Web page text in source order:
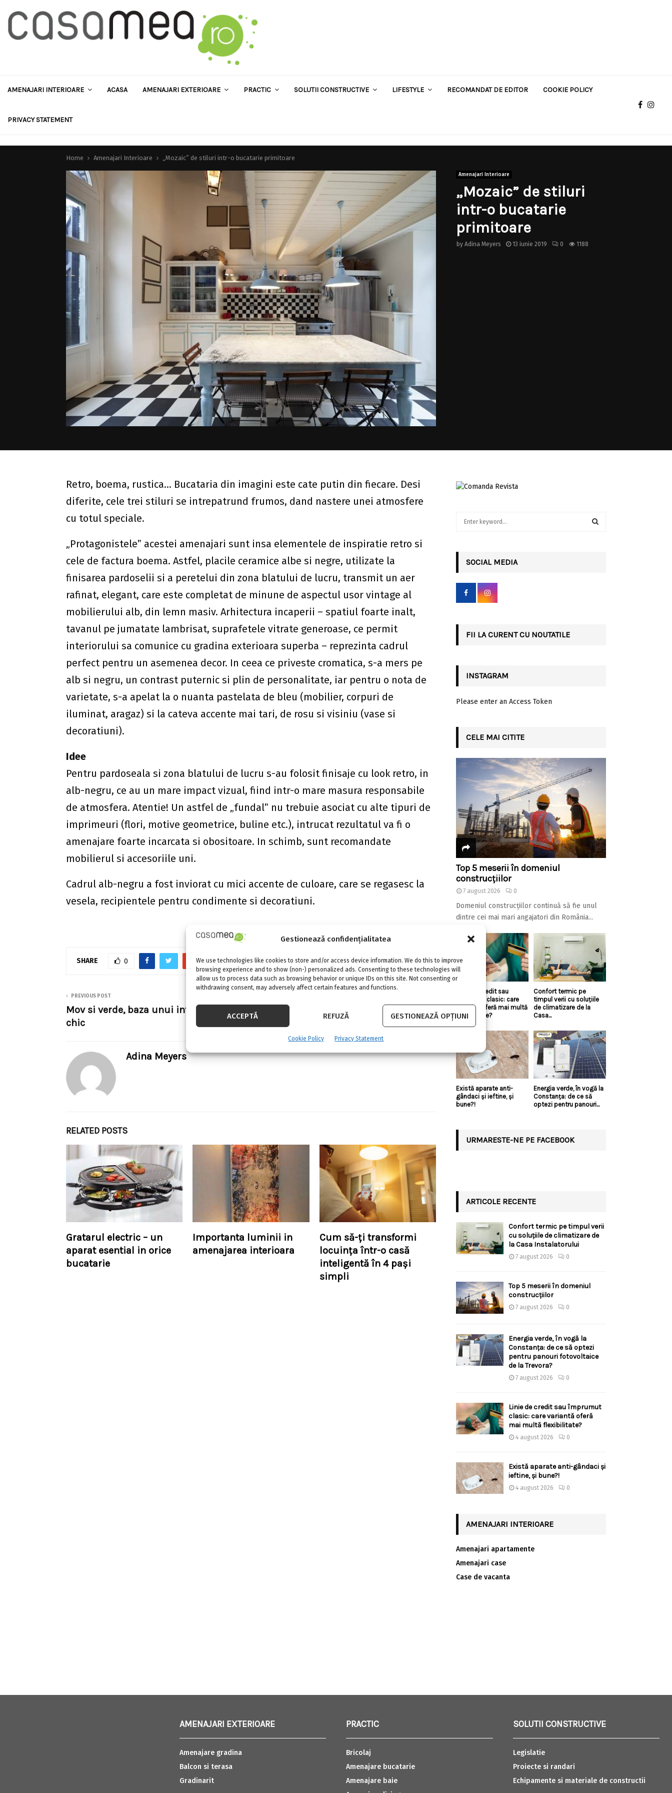
Gestionează confidențialitatea
We use technologies like cookies to store and/or access device information. We do this to improve
browsing experience and to show (non-) personalized ads. Consenting to these technologies will
allow us to process data such as browsing behavior or unique IDs on this site. Not consenting or
withdrawing consent, may adversely affect certain features and functions.
ACCEPTĂ REFUZĂ GESTIONEAZĂ OPȚIUNI
Cookie Policy Privacy Statement
AMENAJARI INTERIOARE ACASA AMENAJARI EXTERIOARE PRACTIC SOLUTII CONSTRUCTIVE LIFESTYLE RECOMANDAT DE EDITOR COOKIE POLICY
PRIVACY STATEMENT
Home Amenajari Interioare „Mozaic” de stiluri intr-o bucatarie primitoare
Amenajari Interioare
„Mozaic” de stiluri
intr-o bucatarie
primitoare
by Adina Meyers 13 iunie 2019 0 1188
Retro, boema, rustica… Bucataria din imagini este cate putin din fiecare. Desi
diferite, cele trei stiluri se intrepatrund frumos, dand nastere unei atmosfere
cu totul speciale.
„Protagonistele” acestei amenajari sunt insa elementele de inspiratie retro si
cele de factura boema. Astfel, placile ceramice albe si negre, utilizate la
finisarea pardoselii si a peretelui din zona blatului de lucru, transmit un aer
rafinat, elegant, care este completat de minune de aspectul usor vintage al
mobilierului alb, din lemn masiv. Arhitectura incaperii – spatiul foarte inalt,
tavanul pe jumatate lambrisat, suprafetele vitrate generoase, ce permit
interiorului sa comunice cu gradina exterioara superba – reprezinta cadrul
perfect pentru un asemenea decor. In ceea ce priveste cromatica, s-a mers pe
alb si negru, un contrast puternic si plin de personalitate, iar pentru o nota de
varietate, s-a apelat la o nuanta pastelata de bleu (mobilier, corpuri de
iluminat, aragaz) si la cateva accente mai tari, de rosu si visiniu (vase si
decoratiuni).
Idee
Pentru pardoseala si zona blatului de lucru s-au folosit finisaje cu look retro, in
alb-negru, ce au un mare impact vizual, fiind intr-o mare masura responsabile
de atmosfera. Atentie! Un astfel de „fundal” nu trebuie asociat cu alte tipuri de
imprimeuri (flori, motive geometrice, buline etc.), intrucat rezultatul va fi o
amenajare foarte incarcata si obositoare. In schimb, sunt recomandate
mobilierul si accesoriile uni.
Cadrul alb-negru a fost inviorat cu mici accente de culoare, care se regasesc la
vesela, recipientele pentru condimente si decoratiuni.
SHARE 0
PREVIOUS POST
Mov si verde, baza unui interior funky-
chic
KUMA: Cum sa alegi corect blatul de
Adina Meyers
RELATED POSTS
Gratarul electric – un
aparat esential in orice
bucatarie
Importanta luminii in
amenajarea interioara
Cum să-ți transformi
locuința într-o casă
inteligentă în 4 pași
simpli
r
SOCIAL MEDIA
FII LA CURENT CU NOUTATILE
INSTAGRAM
Please enter an Access Token
CELE MAI CITITE
Top 5 meserii în domeniul
construcțiilor
7 august 2026 0
Domeniul construcțiilor continuă să fie unul
dintre cei mai mari angajatori din România...
Linie de credit sau
împrumut clasic: care
variantă oferă mai multă
flexibilitate?
Confort termic pe
timpul verii cu soluțiile
de climatizare de la
Casa...
Există aparate anti-
gândaci și ieftine, și
bune?!
Energia verde, în vogă la
Constanța: de ce să
optezi pentru panouri...
URMARESTE-NE PE FACEBOOK
ARTICOLE RECENTE
Confort termic pe timpul verii
cu soluțiile de climatizare de
la Casa Instalatorului
7 august 2026 0
Top 5 meserii în domeniul
construcțiilor
7 august 2026 0
Energia verde, în vogă la
Constanța: de ce să optezi
pentru panouri fotovoltaice
de la Trevora?
7 august 2026 0
Linie de credit sau împrumut
clasic: care variantă oferă
mai multă flexibilitate?
4 august 2026 0
Există aparate anti-gândaci și
ieftine, și bune?!
4 august 2026 0
AMENAJARI INTERIOARE
Amenajari apartamente
Amenajari case
Case de vacanta
AMENAJARI EXTERIOARE
Amenajare gradina
Balcon si terasa
Gradinarit
PRACTIC
Bricolaj
Amenajare bucatarie
Amenajare baie
SOLUTII CONSTRUCTIVE
Legislatie
Proiecte si randari
Echipamente si materiale de constructii